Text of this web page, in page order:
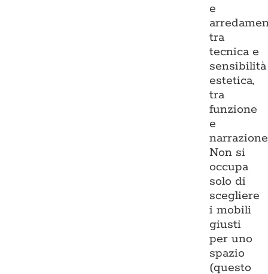
e
tra
tecnica e
sensibilità
estetica,
tra
funzione
e
Non si
occupa
solo di
scegliere
i mobili
giusti
per uno
spazio
(questo